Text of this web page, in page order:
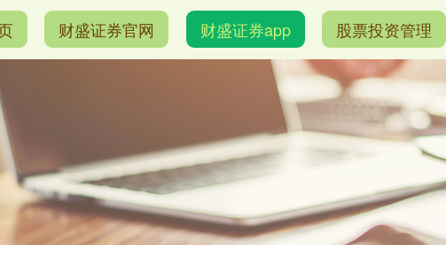
财盛证券官网 财盛证券app 股票投资管理